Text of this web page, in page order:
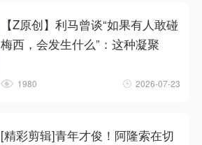
【Z原创】利马曾谈“如果有人敢碰
梅西，会发生什么”：这种凝聚
1980 2026-07-23
[精彩剪辑]青年才俊！阿隆索在切